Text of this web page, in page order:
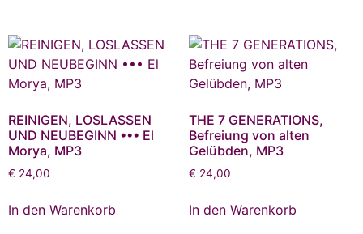
REINIGEN, LOSLASSEN
UND NEUBEGINN ••• El
Morya, MP3
€ 24,00
In den Warenkorb
THE 7 GENERATIONS,
Befreiung von alten
Gelübden, MP3
€ 24,00
In den Warenkorb